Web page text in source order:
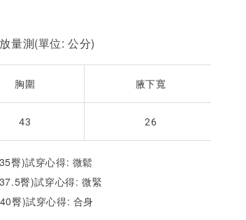
量測(單位: 公分)
胸圍 腋下寬
43 26
臀)試穿心得: 微鬆
臀)試穿心得: 微緊
臀)試穿心得: 合身